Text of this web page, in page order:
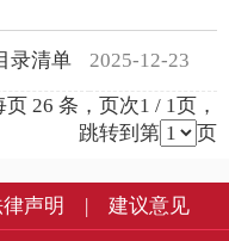
录清单
2025-12-23
26 条，页次1 / 1页，
跳转到第
页
声明 建议意见